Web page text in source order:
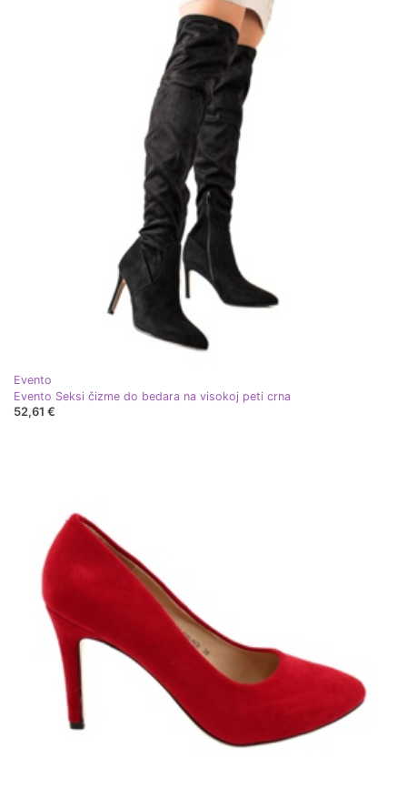
Evento
Evento Seksi čizme do bedara na visokoj peti crna
52,61 €